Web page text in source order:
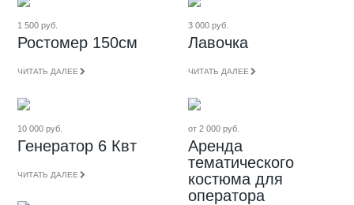
1 500 руб.
Ростомер 150см
ЧИТАТЬ ДАЛЕЕ
3 000 руб.
Лавочка
ЧИТАТЬ ДАЛЕЕ
10 000 руб.
Генератор 6 Квт
ЧИТАТЬ ДАЛЕЕ
от 2 000 руб.
Аренда
тематического
костюма для
оператора